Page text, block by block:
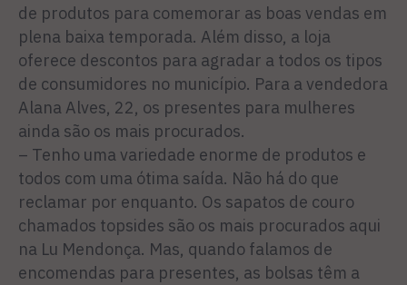
de produtos para comemorar as boas vendas em
plena baixa temporada. Além disso, a loja
oferece descontos para agradar a todos os tipos
de consumidores no município. Para a vendedora
Alana Alves, 22, os presentes para mulheres
ainda são os mais procurados.
– Tenho uma variedade enorme de produtos e
todos com uma ótima saída. Não há do que
reclamar por enquanto. Os sapatos de couro
chamados topsides são os mais procurados aqui
na Lu Mendonça. Mas, quando falamos de
encomendas para presentes, as bolsas têm a